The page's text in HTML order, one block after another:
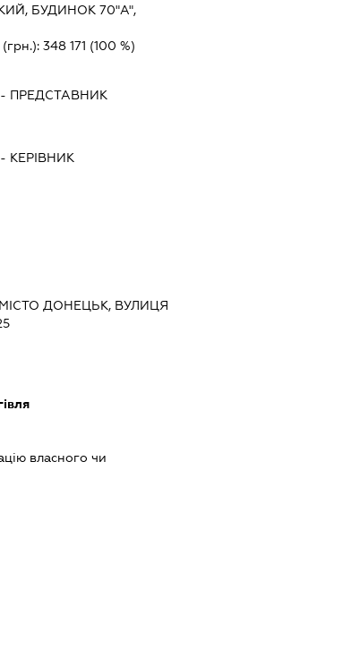
БУДИНОК 70"А",
348 171 (100 %)
- ПРЕДСТАВНИК
- КЕРІВНИК
ДОНЕЦЬК, ВУЛИЦЯ
власного чи